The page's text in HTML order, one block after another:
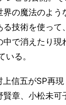
の魔法のよう
る技術を使っ
中で消えたり現
いる。
信五がSP再現
賢章、小松未可